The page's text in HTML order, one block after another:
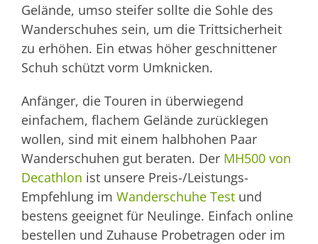
Gelände, umso steifer sollte die Sohle des
Wanderschuhes sein, um die Trittsicherheit
zu erhöhen. Ein etwas höher geschnittener
Schuh schützt vorm Umknicken.
Anfänger, die Touren in überwiegend
einfachem, flachem Gelände zurücklegen
wollen, sind mit einem halbhohen Paar
Wanderschuhen gut beraten. Der MH500 von
Decathlon ist unsere Preis-/Leistungs-
Empfehlung im Wanderschuhe Test und
bestens geeignet für Neulinge. Einfach online
bestellen und Zuhause Probetragen oder im